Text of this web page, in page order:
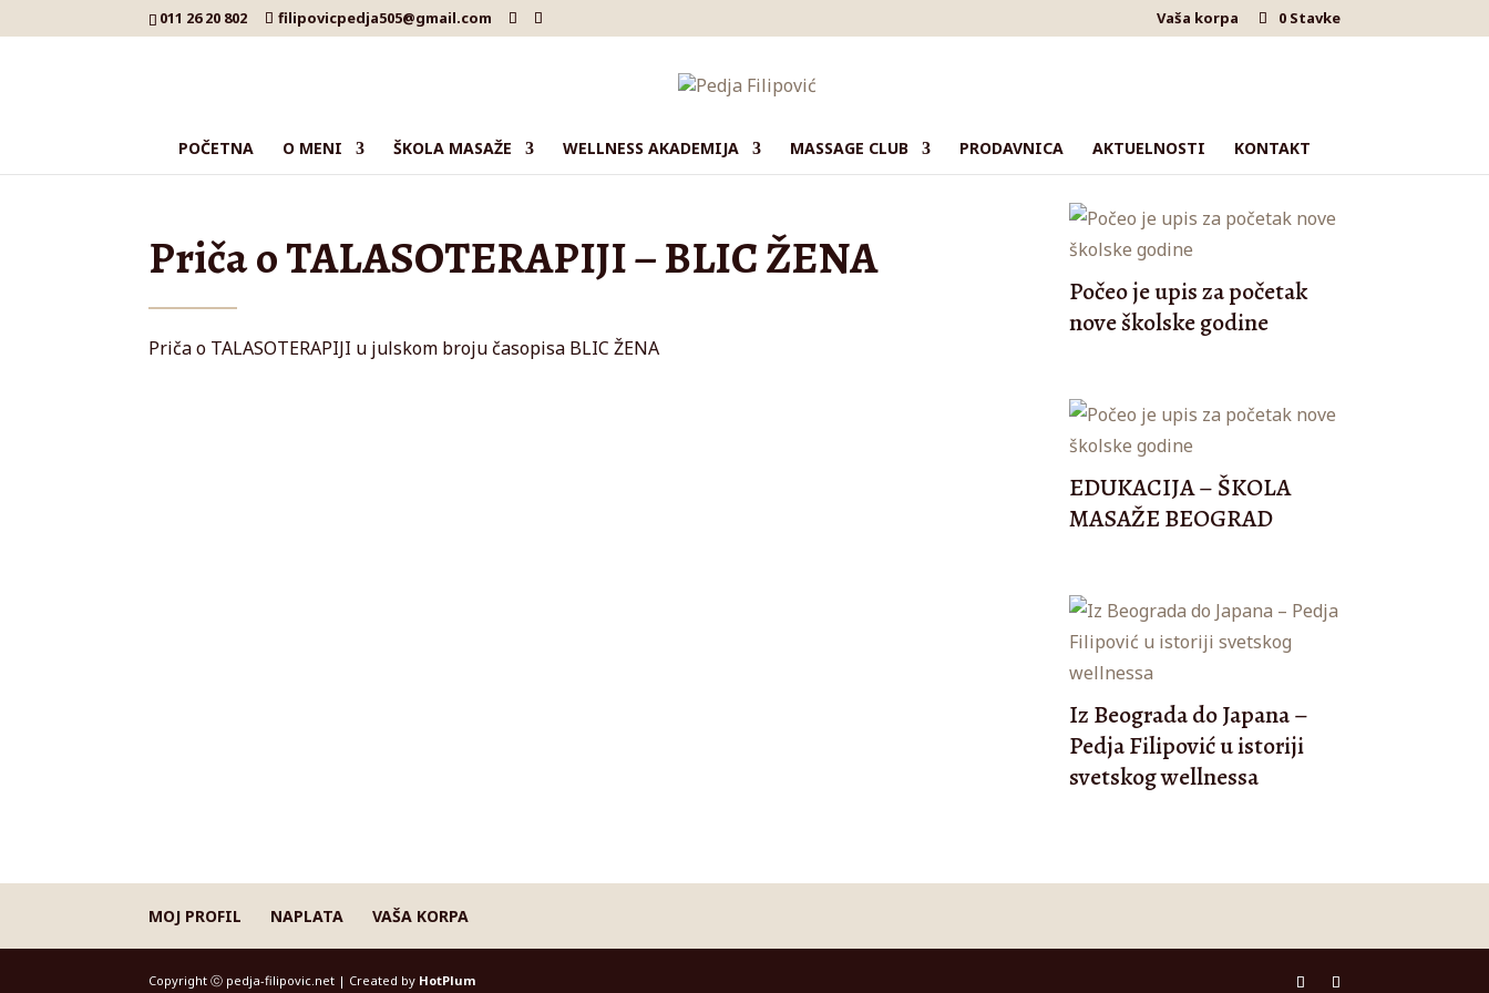
011 26 20 802 filipovicpedja505@gmail.com Vaša korpa 0 Stavke
POČETNA O MENI ŠKOLA MASAŽE WELLNESS AKADEMIJA MASSAGE CLUB PRODAVNICA AKTUELNOSTI KONTAKT
Priča o TALASOTERAPIJI – BLIC ŽENA
Priča o TALASOTERAPIJI u julskom broju časopisa BLIC ŽENA
Počeo je upis za početak
nove školske godine
EDUKACIJA – ŠKOLA
MASAŽE BEOGRAD
Iz Beograda do Japana –
Pedja Filipović u istoriji
svetskog wellnessa
MOJ PROFIL NAPLATA VAŠA KORPA
Copyright ⓒ pedja-filipovic.net | Created by HotPlum